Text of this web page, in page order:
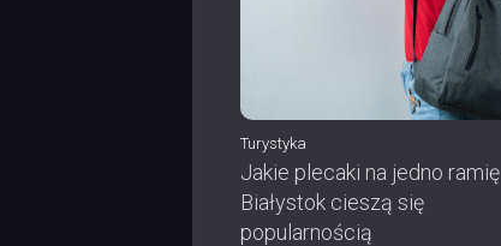
Turystyka
Jakie plecaki na jedno ramię
Białystok cieszą się
popularnością